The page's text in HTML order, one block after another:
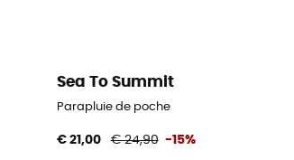
Sea To Summit
Parapluie de poche
€ 21,00 € 24,90 -15%